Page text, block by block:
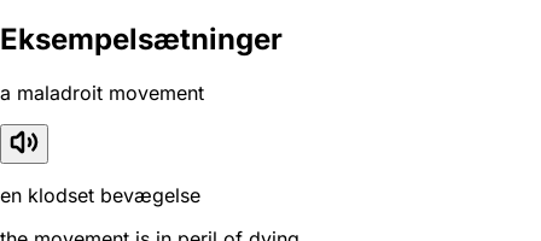
Eksempelsætninger
a maladroit movement
en klodset bevægelse